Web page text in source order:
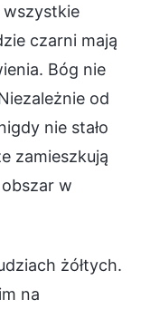
wszystkie
czarni mają
Bóg nie
od
nie stało
zamieszkują
w
żółtych.
na